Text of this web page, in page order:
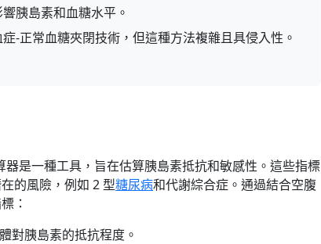
胰島素和血糖水平。
-正常血糖夾閉技術，但這種方法複雜且具侵入性。
是一種工具，旨在估算胰島素抵抗和敏感性。這些指標
的風險，例如 2 型糖尿病和代謝綜合症。通過結合空腹
：
對胰島素的抵抗程度。